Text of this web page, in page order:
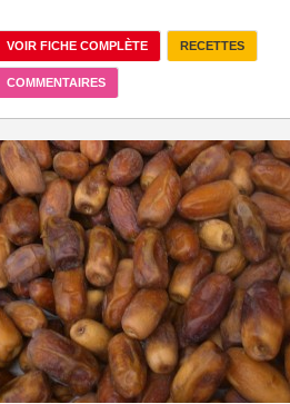
VOIR FICHE COMPLÈTE RECETTES
COMMENTAIRES